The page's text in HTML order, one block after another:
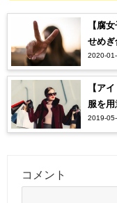
【腐
せめ
2020-
【ア
服を
2019-
コメント